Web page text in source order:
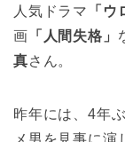
人気ドラマ 「
画 「人間失格」
真さん。
昨年には、4年
メ男を見事に演